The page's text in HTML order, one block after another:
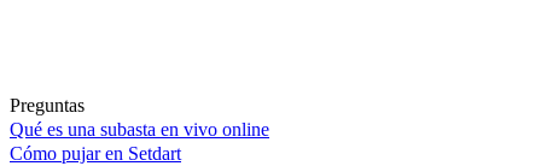
Preguntas
Qué es una subasta en vivo online
Cómo pujar en Setdart